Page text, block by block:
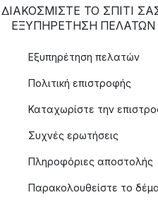
ΔΙΑΚΟΣΜΙΣΤΕ ΤΟ ΣΠΙΤΙ
ΕΞΥΠΗΡΈΤΗΣΗ ΠΕΛΑΤΏΝ
Εξυπηρέτηση πελατών
Πολιτική επιστροφής
Καταχωρίστε την
Συχνές ερωτήσεις
Πληροφόριες αποστολής
Παρακολουθείστε το